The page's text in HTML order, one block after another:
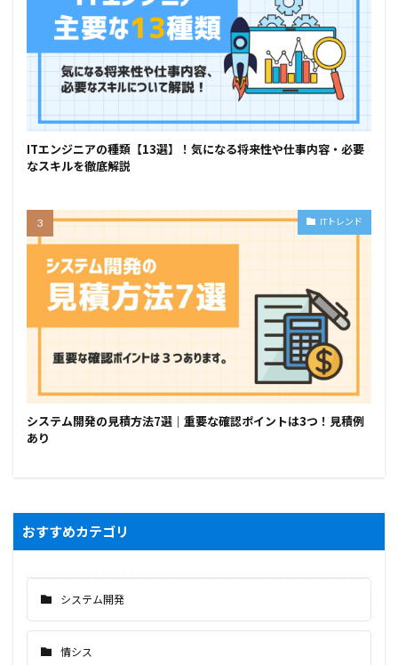
ITエンジニアの種類【13選】！気になる将来性や仕事内容・必要
なスキルを徹底解説
ITトレンド
システム開発の見積方法7選｜重要な確認ポイントは3つ！見積例
あり
おすすめカテゴリ
システム開発
情シス